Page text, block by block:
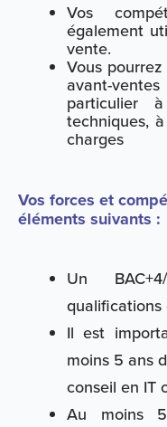
Vos
également
vente.
Vous
avant-
particulier
techniques,
charges
Vos forces et
éléments suivants :
Un
qualifications
Il est
moins 5 ans
conseil en IT
Au moins